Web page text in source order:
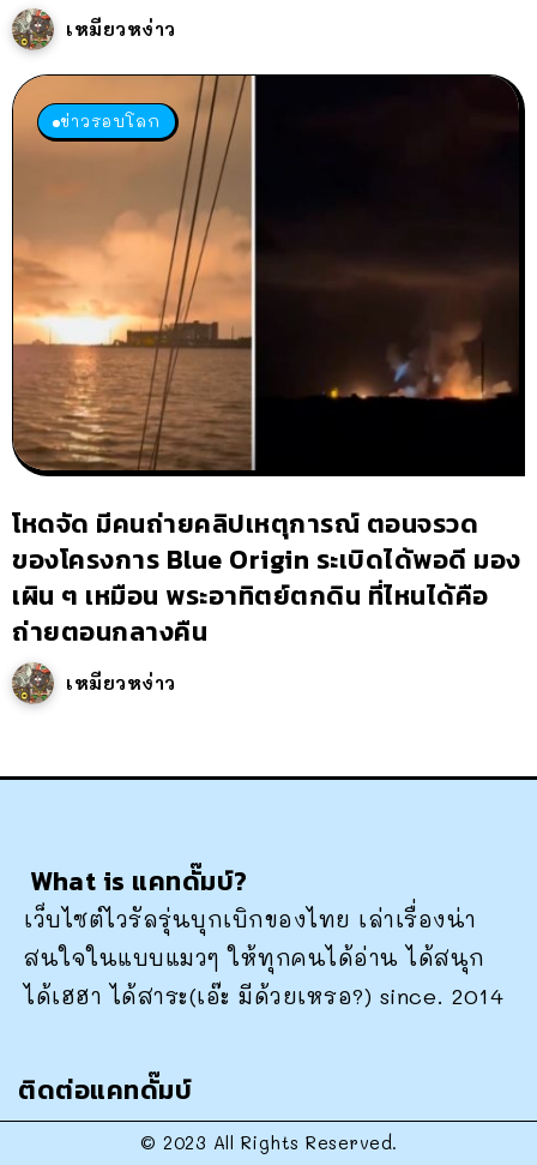
เหมียวหง่าว
ข่าวรอบโลก
โหดจัด มีคนถ่ายคลิปเหตุการณ์ ตอนจรวด
ของโครงการ Blue Origin ระเบิดได้พอดี มอง
เผิน ๆ เหมือน พระอาทิตย์ตกดิน ที่ไหนได้คือ
ถ่ายตอนกลางคืน
เหมียวหง่าว
What is แคทดั๊มบ์?
เว็บไซต์ไวรัลรุ่นบุกเบิกของไทย เล่าเรื่องน่า
สนใจในแบบแมวๆ ให้ทุกคนได้อ่าน ได้สนุก
ได้เฮฮา ได้สาระ(เอ๊ะ มีด้วยเหรอ?) since. 2014
ติดต่อแคทดั๊มบ์
© 2023 All Rights Reserved.